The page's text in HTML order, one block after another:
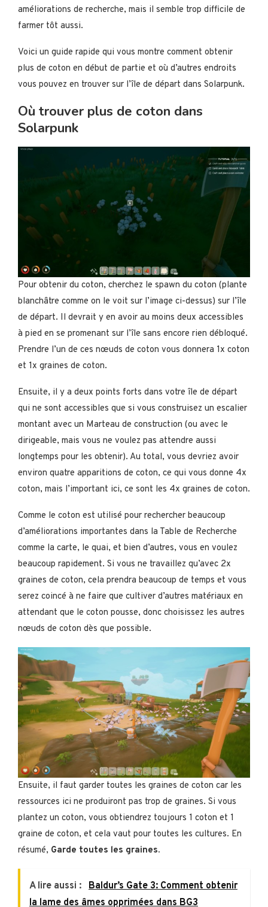
améliorations de recherche, mais il semble trop difficile de
farmer tôt aussi.
Voici un guide rapide qui vous montre comment obtenir
plus de coton en début de partie et où d’autres endroits
vous pouvez en trouver sur l’île de départ dans Solarpunk.
Où trouver plus de coton dans
Solarpunk
Pour obtenir du coton, cherchez le spawn du coton (plante
blanchâtre comme on le voit sur l’image ci-dessus) sur l’île
de départ. Il devrait y en avoir au moins deux accessibles
à pied en se promenant sur l’île sans encore rien débloqué.
Prendre l’un de ces nœuds de coton vous donnera 1x coton
et 1x graines de coton.
Ensuite, il y a deux points forts dans votre île de départ
qui ne sont accessibles que si vous construisez un escalier
montant avec un Marteau de construction (ou avec le
dirigeable, mais vous ne voulez pas attendre aussi
longtemps pour les obtenir). Au total, vous devriez avoir
environ quatre apparitions de coton, ce qui vous donne 4x
coton, mais l’important ici, ce sont les 4x graines de coton.
Comme le coton est utilisé pour rechercher beaucoup
d’améliorations importantes dans la Table de Recherche
comme la carte, le quai, et bien d’autres, vous en voulez
beaucoup rapidement. Si vous ne travaillez qu’avec 2x
graines de coton, cela prendra beaucoup de temps et vous
serez coincé à ne faire que cultiver d’autres matériaux en
attendant que le coton pousse, donc choisissez les autres
nœuds de coton dès que possible.
Ensuite, il faut garder toutes les graines de coton car les
ressources ici ne produiront pas trop de graines. Si vous
plantez un coton, vous obtiendrez toujours 1 coton et 1
graine de coton, et cela vaut pour toutes les cultures. En
résumé, Garde toutes les graines.
A lire aussi : Baldur’s Gate 3: Comment obtenir
la lame des âmes opprimées dans BG3